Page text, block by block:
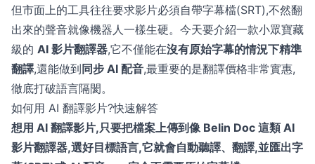
但市面上的工具往往要求影片必須自帶字幕檔(SRT),不然翻
出來的聲音就像機器人一樣生硬。今天要介紹一款小眾寶藏
級的 AI 影片翻譯器,它不僅能在沒有原始字幕的情況下精準
翻譯,還能做到 同步 AI 配音,最重要的是翻譯價格非常實惠,
徹底打破語言隔閡。
如何用 AI 翻譯影片?快速解答
想用 AI 翻譯影片,只要把檔案上傳到像 Belin Doc 這類 AI
影片翻譯器,選好目標語言,它就會自動聽譯、翻譯,並匯出字